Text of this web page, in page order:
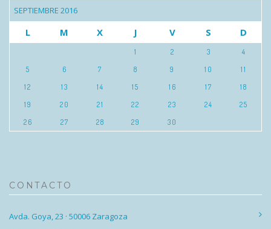
SEPTIEMBRE 2016
L M X J V S D
1 2 3
4
5
6 7 8 9 10
11
12
13 14 15 16 17
18
19
20 21 22 23 24
25
26
27 28 29 30
CONTACTO
Avda. Goya, 23 · 50006 Zaragoza